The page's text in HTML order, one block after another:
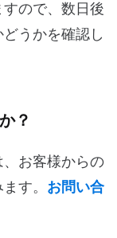
ので、数日後
うかを確認し
？
お客様からの
す。 お問い合